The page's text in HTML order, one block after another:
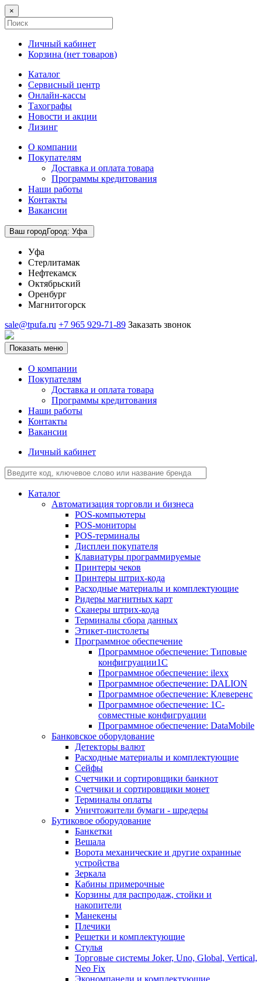
×
Личный кабинет
Корзина (нет товаров)
Каталог
Сервисный центр
Онлайн-кассы
Тахографы
Новости и акции
Лизинг
О компании
Покупателям
Доставка и оплата товара
Программы кредитования
Наши работы
Контакты
Вакансии
Ваш городГород: Уфа
Уфа
Стерлитамак
Нефтекамск
Октябрьский
Оренбург
Магнитогорск
sale@tpufa.ru +7 965 929-71-89 Заказать звонок
Показать меню
О компании
Покупателям
Доставка и оплата товара
Программы кредитования
Наши работы
Контакты
Вакансии
Личный кабинет
Каталог
Автоматизация торговли и бизнеса
POS-компьютеры
POS-мониторы
POS-терминалы
Дисплеи покупателя
Клавиатуры программируемые
Принтеры чеков
Принтеры штрих-кода
Расходные материалы и комплектующие
Ридеры магнитных карт
Сканеры штрих-кода
Терминалы сбора данных
Этикет-пистолеты
Программное обеспечение
Программное обеспечение: Типовые
конфигруации1С
Программное обеспечение: ilexx
Программное обеспечение: DALION
Программное обеспечение: Клеверенс
Программное обеспечение: 1С-
совместные конфигруации
Программное обеспечение: DataMobile
Банковское оборудование
Детекторы валют
Расходные материалы и комплектующие
Сейфы
Счетчики и сортировщики банкнот
Счетчики и сортировщики монет
Терминалы оплаты
Уничтожители бумаги - шредеры
Бутиковое оборудование
Банкетки
Вешала
Ворота механические и другие охранные
устройства
Зеркала
Кабины примерочные
Корзины для распродаж, стойки и
накопители
Манекены
Плечики
Решетки и комплектующие
Стулья
Торговые системы Joker, Uno, Global, Vertical,
Neo Fix
Экономпанели и комплектующие